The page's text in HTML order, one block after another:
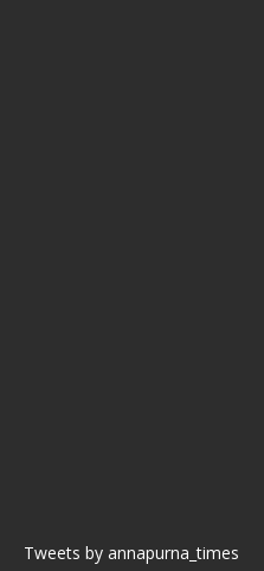
Tweets by annapurna_times